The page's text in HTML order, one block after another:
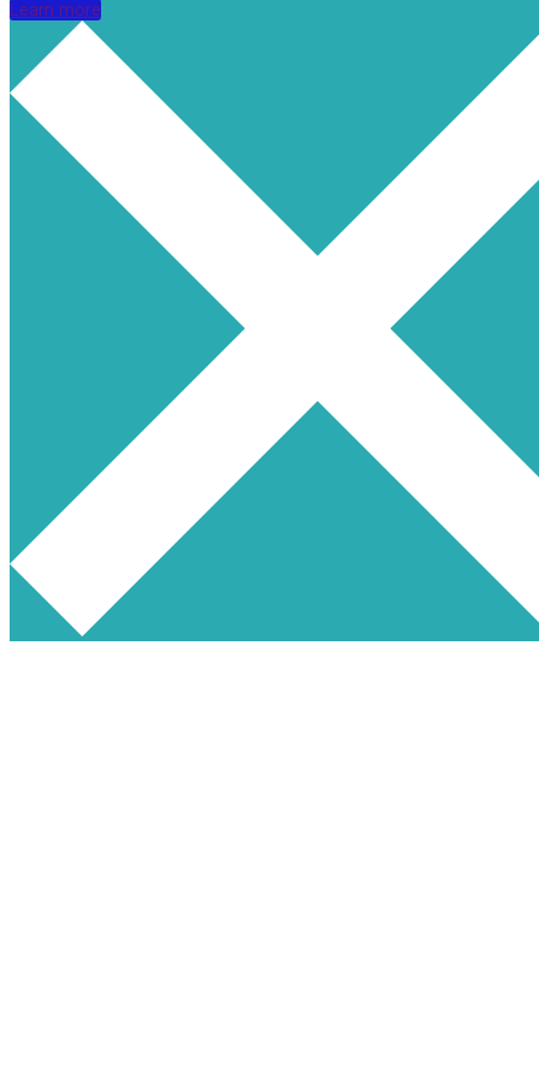
Learn more